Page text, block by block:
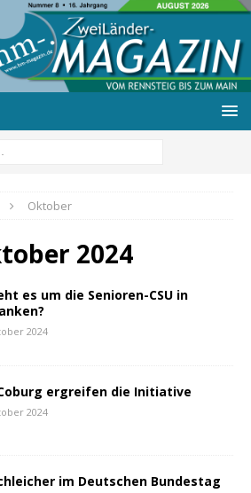
Oktober
2024
es um die Senioren-CSU in
2024
Coburg ergreifen die Initiative
2024
im Deutschen Bundestag